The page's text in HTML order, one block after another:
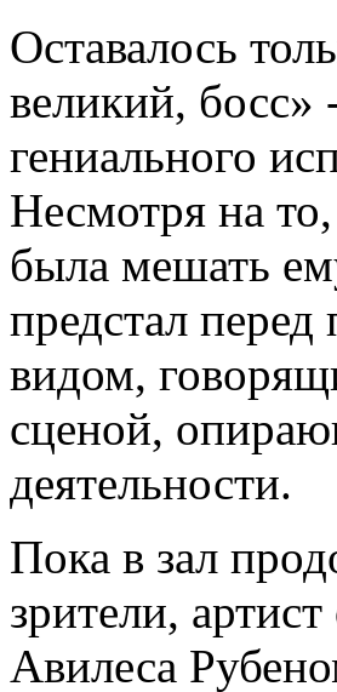
Оставалось
великий, босс»
гениального
Несмотря на
была мешать
предстал
видом,
сценой,
деятельности.
Пока в зал
зрители,
Авилеса